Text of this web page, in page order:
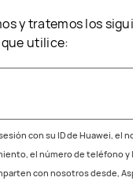
y tratemos los
utilice:
con su ID de Huawei, el
el número de teléfono
con nosotros desde,